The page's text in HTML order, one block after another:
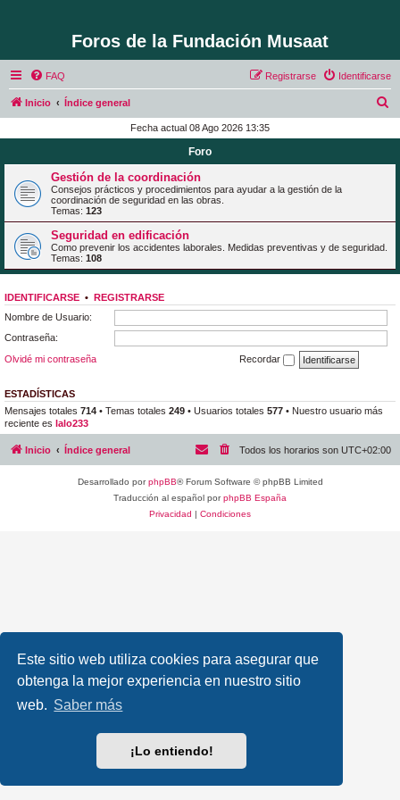
Este sitio web utiliza cookies para asegurar que
obtenga la mejor experiencia en nuestro sitio
web. Saber más
¡Lo entiendo!
Foros de la Fundación Musaat
FAQ Identificarse
Registrarse
Inicio Índice general
c
Fecha actual 08 Ago 2026 13:35
Foro
Gestión de la coordinación
Consejos prácticos y procedimientos para ayudar a la gestión de la
coordinación de seguridad en las obras.
Temas: 123
Seguridad en edificación
Como prevenir los accidentes laborales. Medidas preventivas y de seguridad.
Temas: 108
IDENTIFICARSE • REGISTRARSE
Nombre de Usuario:
Contraseña:
Olvidé mi contraseña
Recordar
ESTADÍSTICAS
Mensajes totales 714 • Temas totales 249 • Usuarios totales 577 • Nuestro usuario más
reciente es lalo233
Inicio Índice general Todos los horarios son UTC+02:00
Desarrollado porphpBB® Forum Software © phpBB Limited
Traducción al español porphpBB España
Privacidad | Condiciones